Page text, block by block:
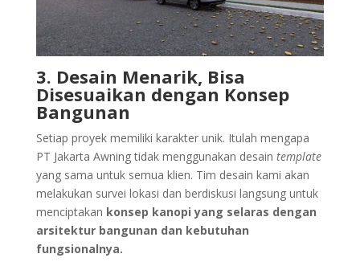
3. Desain Menarik, Bisa
Disesuaikan dengan Konsep
Bangunan
Setiap proyek memiliki karakter unik. Itulah mengapa
PT Jakarta Awning tidak menggunakan desain template
yang sama untuk semua klien. Tim desain kami akan
melakukan survei lokasi dan berdiskusi langsung untuk
menciptakan konsep kanopi yang selaras dengan
arsitektur bangunan dan kebutuhan
fungsionalnya.